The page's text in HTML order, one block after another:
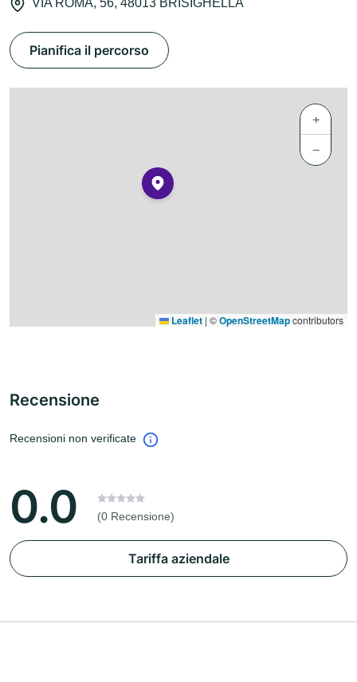
VIA ROMA, 56, 48013 BRISIGHELLA
Pianifica il percorso
+
−
Leaflet | ©OpenStreetMapcontributors
Recensione
Recensioni non verificate
0.0 (0 Recensione)
Tariffa aziendale